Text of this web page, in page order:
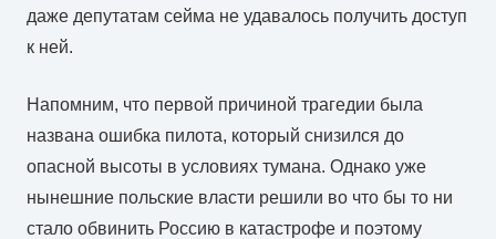
даже депутатам сейма не удавалось получить доступ
к ней.
Напомним, что первой причиной трагедии была
названа ошибка пилота, который снизился до
опасной высоты в условиях тумана. Однако уже
нынешние польские власти решили во что бы то ни
стало обвинить Россию в катастрофе и поэтому